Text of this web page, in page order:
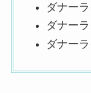
ダナー
ダナー
ダナー